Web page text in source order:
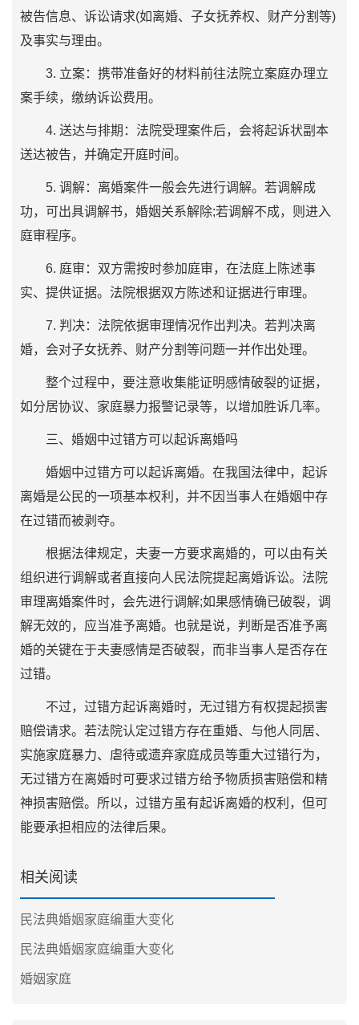
被告信息、诉讼请求(如离婚、子女抚养权、财产分割等)
及事实与理由。
3. 立案：携带准备好的材料前往法院立案庭办理立
案手续，缴纳诉讼费用。
4. 送达与排期：法院受理案件后，会将起诉状副本
送达被告，并确定开庭时间。
5. 调解：离婚案件一般会先进行调解。若调解成
功，可出具调解书，婚姻关系解除;若调解不成，则进入
庭审程序。
6. 庭审：双方需按时参加庭审，在法庭上陈述事
实、提供证据。法院根据双方陈述和证据进行审理。
7. 判决：法院依据审理情况作出判决。若判决离
婚，会对子女抚养、财产分割等问题一并作出处理。
整个过程中，要注意收集能证明感情破裂的证据，
如分居协议、家庭暴力报警记录等，以增加胜诉几率。
三、婚姻中过错方可以起诉离婚吗
婚姻中过错方可以起诉离婚。在我国法律中，起诉
离婚是公民的一项基本权利，并不因当事人在婚姻中存
在过错而被剥夺。
根据法律规定，夫妻一方要求离婚的，可以由有关
组织进行调解或者直接向人民法院提起离婚诉讼。法院
审理离婚案件时，会先进行调解;如果感情确已破裂，调
解无效的，应当准予离婚。也就是说，判断是否准予离
婚的关键在于夫妻感情是否破裂，而非当事人是否存在
过错。
不过，过错方起诉离婚时，无过错方有权提起损害
赔偿请求。若法院认定过错方存在重婚、与他人同居、
实施家庭暴力、虐待或遗弃家庭成员等重大过错行为，
无过错方在离婚时可要求过错方给予物质损害赔偿和精
神损害赔偿。所以，过错方虽有起诉离婚的权利，但可
能要承担相应的法律后果。
相关阅读
民法典婚姻家庭编重大变化
民法典婚姻家庭编重大变化
婚姻家庭